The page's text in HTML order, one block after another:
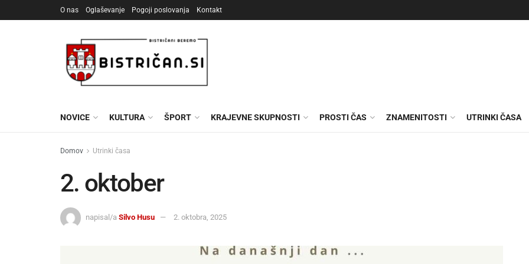
O nas Oglaševanje Pogoji poslovanja Kontakt
NOVICE KULTURA ŠPORT KRAJEVNE SKUPNOSTI PROSTI ČAS ZNAMENITOSTI UTRINKI ČASA
Domov Utrinki časa
2. oktober
napisal/a Silvo Husu 2. oktobra, 2025